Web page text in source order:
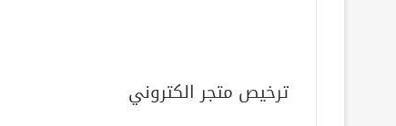
ترخيص متجر الكتروني